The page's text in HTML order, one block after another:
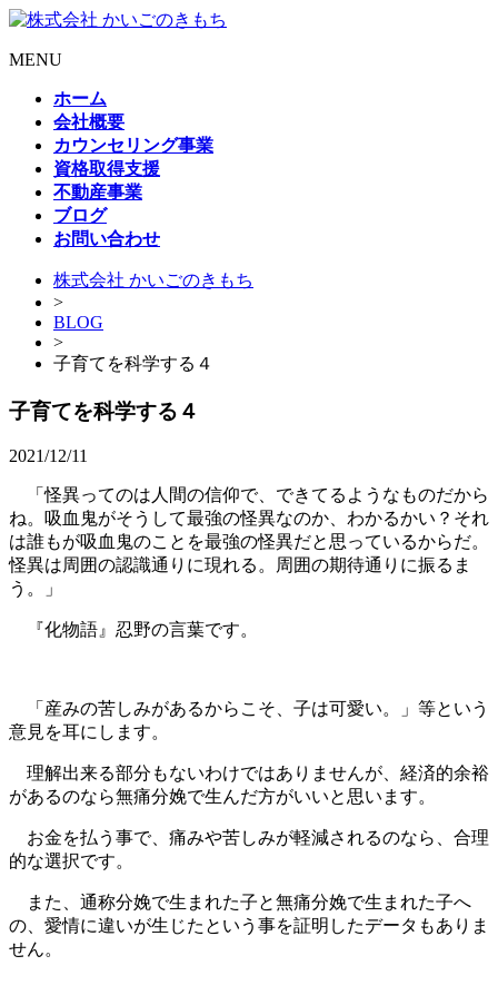
MENU
ホーム
会社概要
カウンセリング事業
資格取得支援
不動産事業
ブログ
お問い合わせ
株式会社 かいごのきもち
>
BLOG
>
子育てを科学する４
子育てを科学する４
2021/12/11
「怪異ってのは人間の信仰で、できてるようなものだから
ね。吸血鬼がそうして最強の怪異なのか、わかるかい？それ
は誰もが吸血鬼のことを最強の怪異だと思っているからだ。
怪異は周囲の認識通りに現れる。周囲の期待通りに振るま
う。」
『化物語』忍野の言葉です。
「産みの苦しみがあるからこそ、子は可愛い。」等という
意見を耳にします。
理解出来る部分もないわけではありませんが、経済的余裕
があるのなら無痛分娩で生んだ方がいいと思います。
お金を払う事で、痛みや苦しみが軽減されるのなら、合理
的な選択です。
また、通称分娩で生まれた子と無痛分娩で生まれた子へ
の、愛情に違いが生じたという事を証明したデータもありま
せん。